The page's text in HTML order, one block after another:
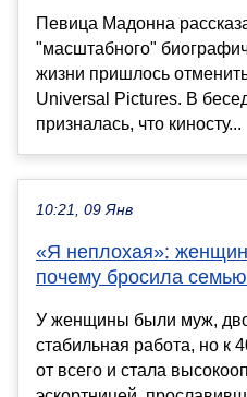
Певица Мадонна
"масштабного"
жизни пришлось
Universal Pictures. В
призналась, что киносту...
10:21, 09 Янв
«Я неплохая»:
почему бросила
У женщины были муж,
стабильная работа, но к
от всего и стала